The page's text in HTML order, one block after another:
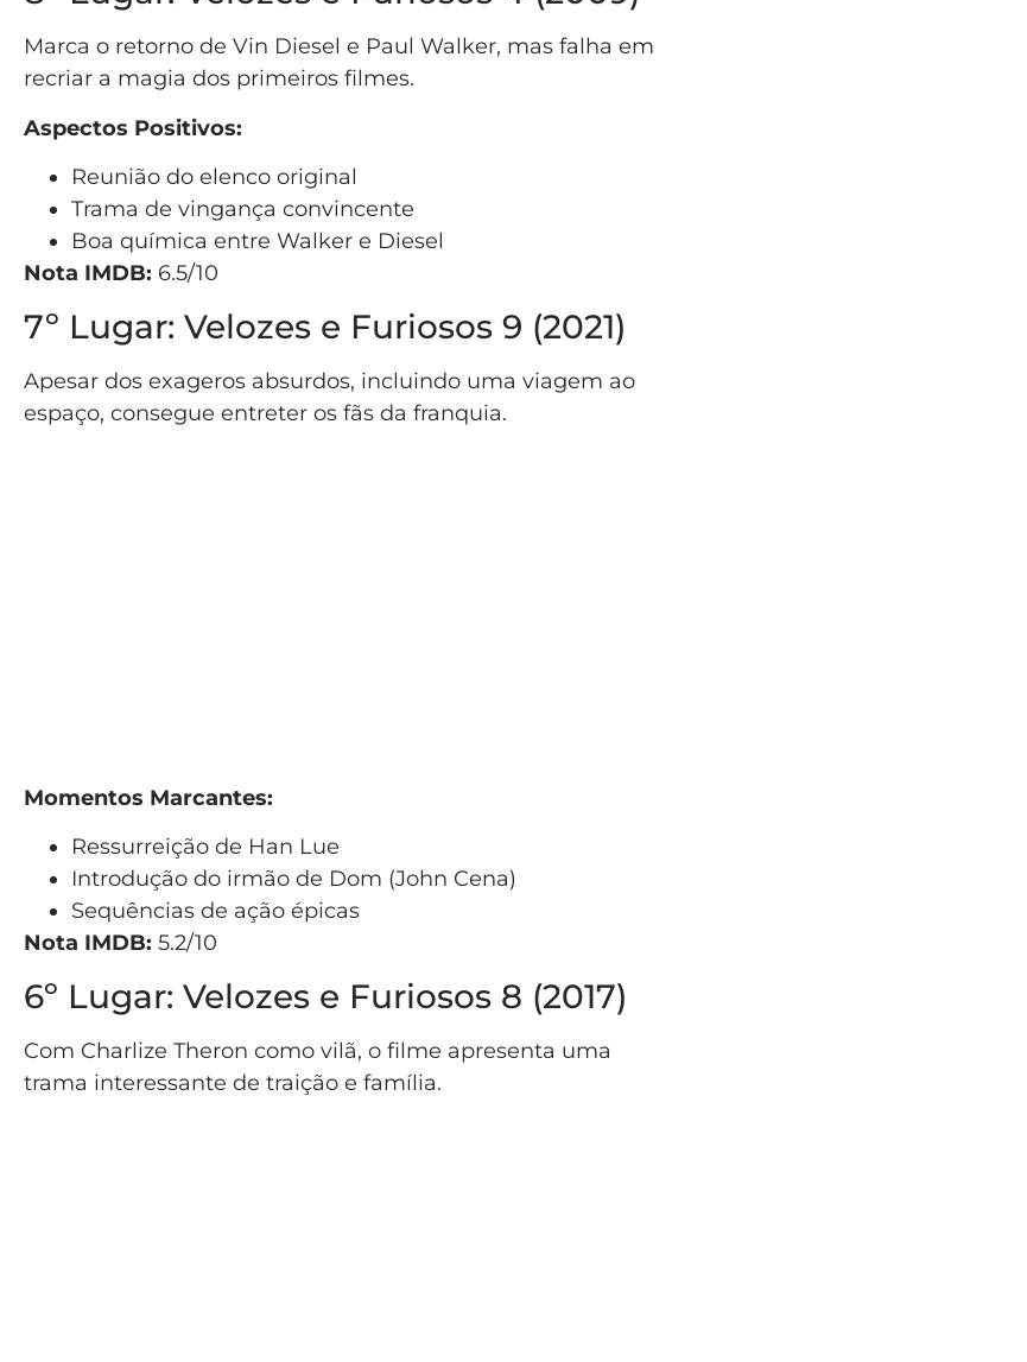
Marca o retorno de Vin Diesel e Paul Walker, mas falha em
recriar a magia dos primeiros filmes.
Aspectos Positivos:
Reunião do elenco original
Trama de vingança convincente
Boa química entre Walker e Diesel
Nota IMDB: 6.5/10
7º Lugar: Velozes e Furiosos 9 (2021)
Apesar dos exageros absurdos, incluindo uma viagem ao
espaço, consegue entreter os fãs da franquia.
Momentos Marcantes:
Ressurreição de Han Lue
Introdução do irmão de Dom (John Cena)
Sequências de ação épicas
Nota IMDB: 5.2/10
6º Lugar: Velozes e Furiosos 8 (2017)
Com Charlize Theron como vilã, o filme apresenta uma
trama interessante de traição e família.